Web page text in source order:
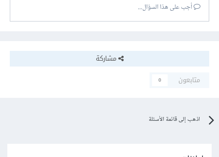
أجب على هذا السؤال...
مشاركة
متابعون
0
اذهب إلى قائمة الأسئلة